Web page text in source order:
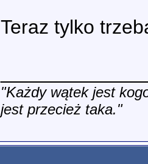
Teraz tylko
"Każdy wątek jest
jest przecież taka."